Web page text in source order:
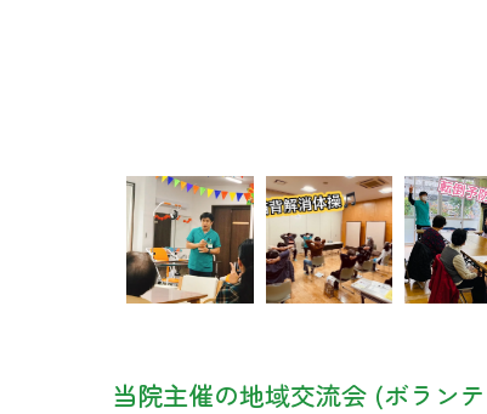
当院主催の地域交流会 (ボラン